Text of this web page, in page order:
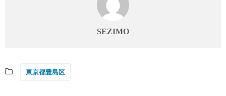
SEZIMO
東京都豊島区